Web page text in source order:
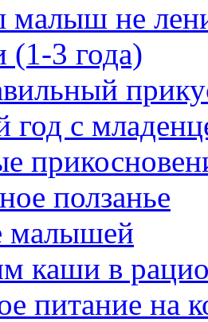
малыш не
3 года)
год с
ползанье
малышей
каши в
питание на